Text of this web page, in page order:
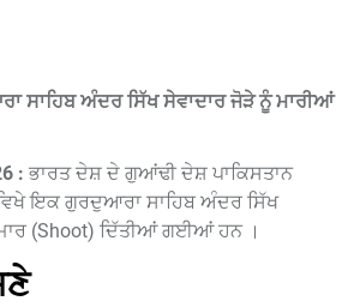
ਸਾਹਿਬ ਅੰਦਰ ਸਿੱਖ ਸੇਵਾਦਾਰ ਜੋੜੇ ਨੂੰ ਮਾਰੀਆਂ
: ਭਾਰਤ ਦੇਸ਼ ਦੇ ਗੁਆਂਢੀ ਦੇਸ਼ ਪਾਕਿਸਤਾਨ
ਇਕ ਗੁਰਦੁਆਰਾ ਸਾਹਿਬ ਅੰਦਰ ਸਿੱਖ
(Shoot) ਦਿੱਤੀਆਂ ਗਈਆਂ ਹਨ ।